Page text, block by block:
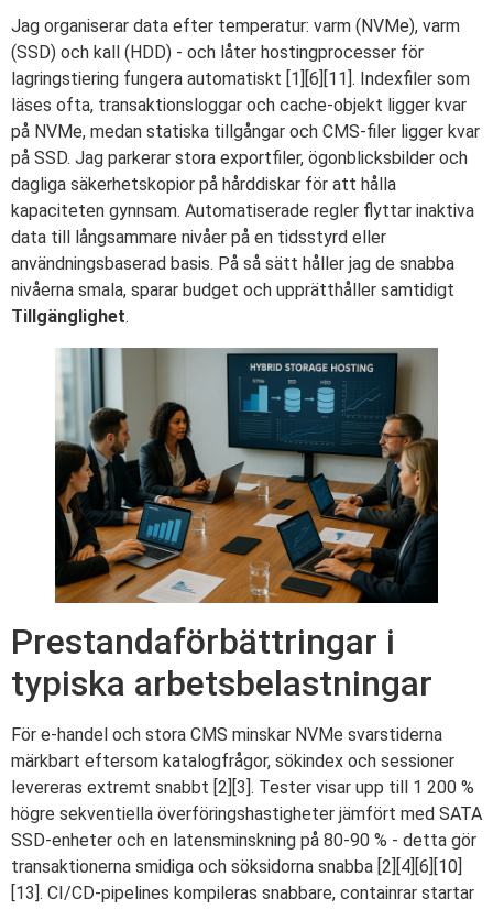
Jag organiserar data efter temperatur: varm (NVMe), varm
(SSD) och kall (HDD) - och låter hostingprocesser för
lagringstiering fungera automatiskt [1][6][11]. Indexfiler som
läses ofta, transaktionsloggar och cache-objekt ligger kvar
på NVMe, medan statiska tillgångar och CMS-filer ligger kvar
på SSD. Jag parkerar stora exportfiler, ögonblicksbilder och
dagliga säkerhetskopior på hårddiskar för att hålla
kapaciteten gynnsam. Automatiserade regler flyttar inaktiva
data till långsammare nivåer på en tidsstyrd eller
användningsbaserad basis. På så sätt håller jag de snabba
nivåerna smala, sparar budget och upprätthåller samtidigt
Tillgänglighet.
Prestandaförbättringar i
typiska arbetsbelastningar
För e-handel och stora CMS minskar NVMe svarstiderna
märkbart eftersom katalogfrågor, sökindex och sessioner
levereras extremt snabbt [2][3]. Tester visar upp till 1 200 %
högre sekventiella överföringshastigheter jämfört med SATA
SSD-enheter och en latensminskning på 80-90 % - detta gör
transaktionerna smidiga och söksidorna snabba [2][4][6][10]
[13]. CI/CD-pipelines kompileras snabbare, containrar startar